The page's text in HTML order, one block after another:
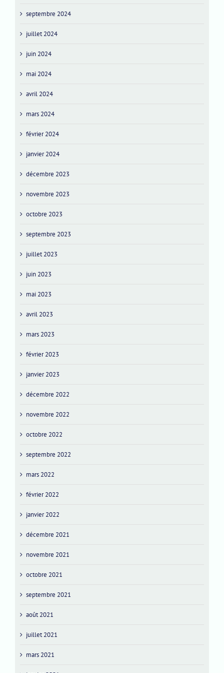
septembre 2024
juillet 2024
juin 2024
mai 2024
avril 2024
mars 2024
février 2024
janvier 2024
décembre 2023
novembre 2023
octobre 2023
septembre 2023
juillet 2023
juin 2023
mai 2023
avril 2023
mars 2023
février 2023
janvier 2023
décembre 2022
novembre 2022
octobre 2022
septembre 2022
mars 2022
février 2022
janvier 2022
décembre 2021
novembre 2021
octobre 2021
septembre 2021
août 2021
juillet 2021
mars 2021